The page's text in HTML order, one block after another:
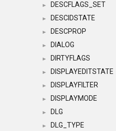
► DESCFLAGS_SET
► DESCIDSTATE
► DESCPROP
► DIALOG
► DIRTYFLAGS
► DISPLAYEDITSTATE
► DISPLAYFILTER
► DISPLAYMODE
► DLG
► DLG_TYPE